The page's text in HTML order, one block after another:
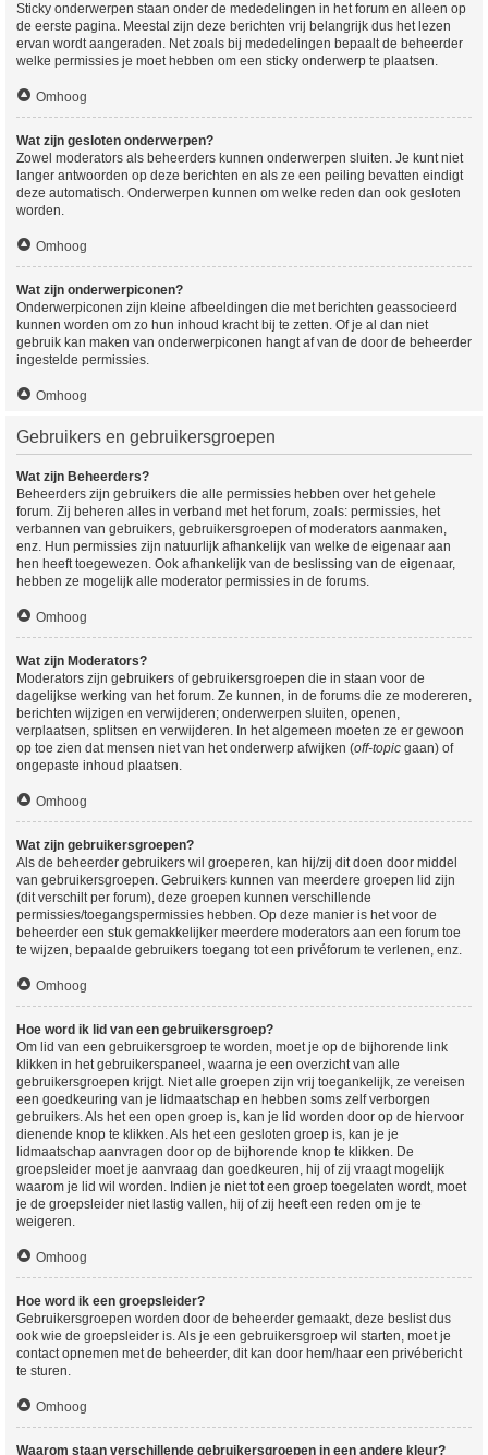
Sticky onderwerpen staan onder de mededelingen in het forum en alleen op
de eerste pagina. Meestal zijn deze berichten vrij belangrijk dus het lezen
ervan wordt aangeraden. Net zoals bij mededelingen bepaalt de beheerder
welke permissies je moet hebben om een sticky onderwerp te plaatsen.
Omhoog
Wat zijn gesloten onderwerpen?
Zowel moderators als beheerders kunnen onderwerpen sluiten. Je kunt niet
langer antwoorden op deze berichten en als ze een peiling bevatten eindigt
deze automatisch. Onderwerpen kunnen om welke reden dan ook gesloten
worden.
Omhoog
Wat zijn onderwerpiconen?
Onderwerpiconen zijn kleine afbeeldingen die met berichten geassocieerd
kunnen worden om zo hun inhoud kracht bij te zetten. Of je al dan niet
gebruik kan maken van onderwerpiconen hangt af van de door de beheerder
ingestelde permissies.
Omhoog
Gebruikers en gebruikersgroepen
Wat zijn Beheerders?
Beheerders zijn gebruikers die alle permissies hebben over het gehele
forum. Zij beheren alles in verband met het forum, zoals: permissies, het
verbannen van gebruikers, gebruikersgroepen of moderators aanmaken,
enz. Hun permissies zijn natuurlijk afhankelijk van welke de eigenaar aan
hen heeft toegewezen. Ook afhankelijk van de beslissing van de eigenaar,
hebben ze mogelijk alle moderator permissies in de forums.
Omhoog
Wat zijn Moderators?
Moderators zijn gebruikers of gebruikersgroepen die in staan voor de
dagelijkse werking van het forum. Ze kunnen, in de forums die ze modereren,
berichten wijzigen en verwijderen; onderwerpen sluiten, openen,
verplaatsen, splitsen en verwijderen. In het algemeen moeten ze er gewoon
op toe zien dat mensen niet van het onderwerp afwijken (off-topic gaan) of
ongepaste inhoud plaatsen.
Omhoog
Wat zijn gebruikersgroepen?
Als de beheerder gebruikers wil groeperen, kan hij/zij dit doen door middel
van gebruikersgroepen. Gebruikers kunnen van meerdere groepen lid zijn
(dit verschilt per forum), deze groepen kunnen verschillende
permissies/toegangspermissies hebben. Op deze manier is het voor de
beheerder een stuk gemakkelijker meerdere moderators aan een forum toe
te wijzen, bepaalde gebruikers toegang tot een privéforum te verlenen, enz.
Omhoog
Hoe word ik lid van een gebruikersgroep?
Om lid van een gebruikersgroep te worden, moet je op de bijhorende link
klikken in het gebruikerspaneel, waarna je een overzicht van alle
gebruikersgroepen krijgt. Niet alle groepen zijn vrij toegankelijk, ze vereisen
een goedkeuring van je lidmaatschap en hebben soms zelf verborgen
gebruikers. Als het een open groep is, kan je lid worden door op de hiervoor
dienende knop te klikken. Als het een gesloten groep is, kan je je
lidmaatschap aanvragen door op de bijhorende knop te klikken. De
groepsleider moet je aanvraag dan goedkeuren, hij of zij vraagt mogelijk
waarom je lid wil worden. Indien je niet tot een groep toegelaten wordt, moet
je de groepsleider niet lastig vallen, hij of zij heeft een reden om je te
weigeren.
Omhoog
Hoe word ik een groepsleider?
Gebruikersgroepen worden door de beheerder gemaakt, deze beslist dus
ook wie de groepsleider is. Als je een gebruikersgroep wil starten, moet je
contact opnemen met de beheerder, dit kan door hem/haar een privébericht
te sturen.
Omhoog
Waarom staan verschillende gebruikersgroepen in een andere kleur?